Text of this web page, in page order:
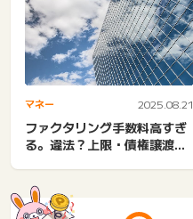
マネー 2025.08.21
ファクタリング手数料高すぎ
る。違法？上限・債権譲渡手